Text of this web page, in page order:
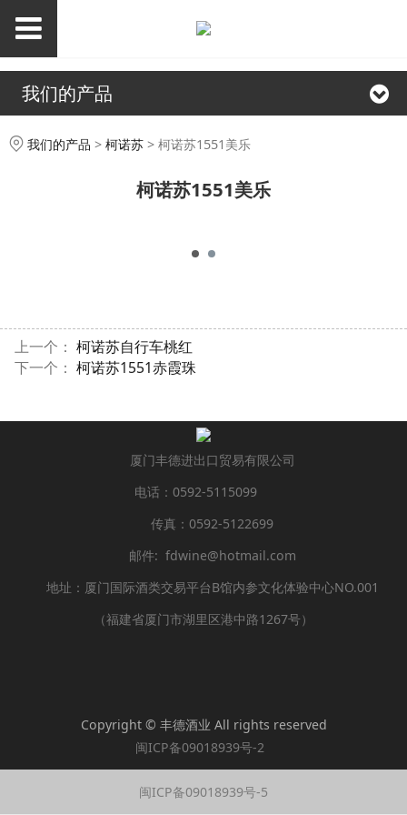
我们的产品
柯诺苏1551美乐
我们的产品 > 柯诺苏 > 柯诺苏1551美乐
柯诺苏1551美乐
上一个： 柯诺苏自行车桃红
下一个： 柯诺苏1551赤霞珠
厦门丰德进出口贸易有限公司
电话：0592-5115099
传真：0592-5122699
邮件: fdwine@hotmail.com
地址：厦门国际酒类交易平台B馆内参文化体验中心NO.001
（福建省厦门市湖里区港中路1267号）
Copyright © 丰德酒业 All rights reserved
闽ICP备09018939号-2
闽ICP备09018939号-5